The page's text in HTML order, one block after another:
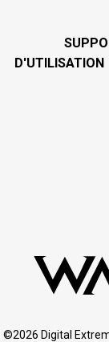
D'UTILISATION
©2026 Digital